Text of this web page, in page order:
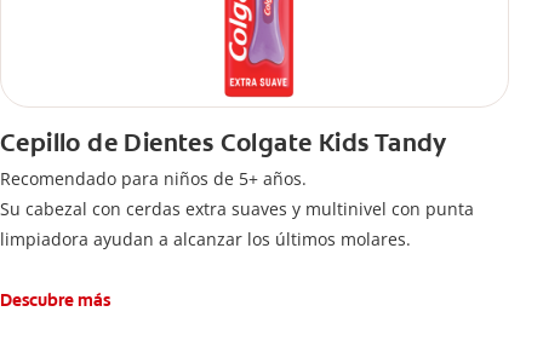
Cepillo de Dientes Colgate Kids Tandy
Recomendado para niños de 5+ años.
Su cabezal con cerdas extra suaves y multinivel con punta
limpiadora ayudan a alcanzar los últimos molares.
Descubre más